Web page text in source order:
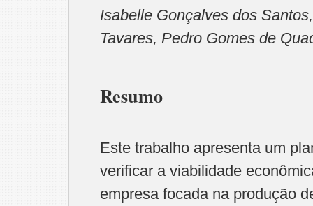
Isabelle Gonçalves dos
Tavares, Pedro Gomes de
Resumo
Este trabalho apresenta um
verificar a viabilidade
empresa focada na produção